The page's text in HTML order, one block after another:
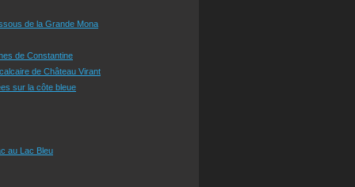
de la Grande Mona
de Constantine
de Château Virant
sur la côte bleue
au Lac Bleu